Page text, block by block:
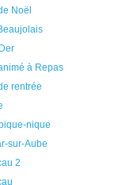
Noël
à Repas
rentrée
nique
sur-Aube
2